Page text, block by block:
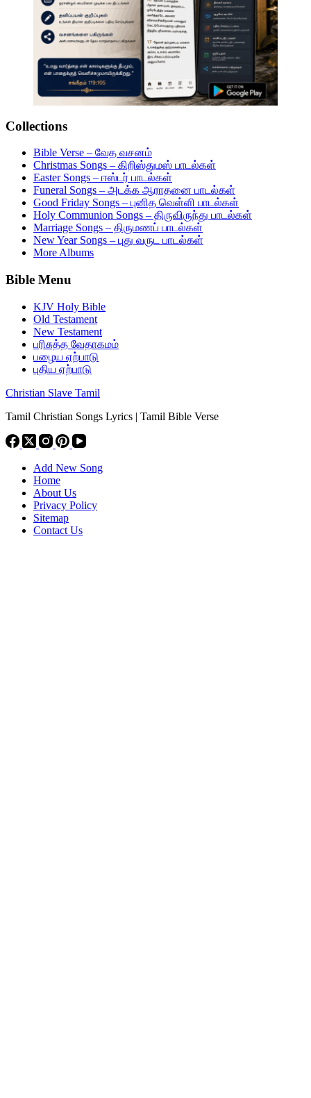
Collections
Bible Verse – வேத வசனம்
Christmas Songs – கிறிஸ்துமஸ் பாடல்கள்
Easter Songs – ஈஸ்டர் பாடல்கள்
Funeral Songs – அடக்க ஆராதனை பாடல்கள்
Good Friday Songs – புனித வெள்ளி பாடல்கள்
Holy Communion Songs – திருவிருந்து பாடல்கள்
Marriage Songs – திருமணப் பாடல்கள்
New Year Songs – புது வருட பாடல்கள்
More Albums
Bible Menu
KJV Holy Bible
Old Testament
New Testament
பரிசுத்த வேதாகமம்
பழைய ஏற்பாடு
புதிய ஏற்பாடு
Christian Slave Tamil
Tamil Christian Songs Lyrics | Tamil Bible Verse
Add New Song
Home
About Us
Privacy Policy
Sitemap
Contact Us